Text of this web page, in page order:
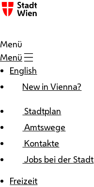
Zum Inhalt
Menü
Menü
English
New in Vienna?
Stadtplan
Amtswege
Kontakte
Jobs bei der Stadt
Freizeit